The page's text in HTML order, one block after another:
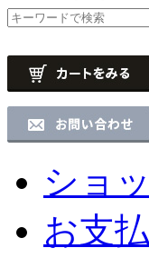
ショ
お支